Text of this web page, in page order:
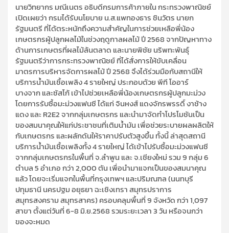
นายวิทยากร มณีเนตร อธิบดีกรมการค้าภายใน กระทรวงพาณิชย์
เปิดเผยว่า กรมได้รับนโยบาย น.ส.แพทองธาร ชินวัตร นายก
รัฐมนตรี ที่ได้ตระหนักถึงความสำคัญในการช่วยเหลือพี่น้อง
เกษตรกรผู้ปลูกผลไม้ในช่วงฤดูกาลผลไม้ ปี 2568 จากปัญหาทาง
ด้านการเกษตรที่ผลไม้ล้นตลาด และนายพิชัย นริพทะพันธุ์
รัฐมนตรีว่าการกระทรวงพาณิชย์ ที่ได้สั่งการให้ขับเคลื่อน
มาตรการบริหารจัดการผลไม้ ปี 2568 จึงได้ร่วมมือกับสถานีให้
บริการน้ำมันเชื้อเพลิง 4 รายใหญ่ ประกอบด้วย พีที โออาร์
บางจาก และซัสโก้ เข้าไปช่วยเหลือพี่น้องเกษตรกรผู้ปลูกมะม่วง
โดยการรับซื้อมะม่วงแฟนซี ได้แก่ จินหงส์ แดงจักรพรรดิงาช้าง
แดง และR2E2 จากกลุ่มเกษตรกร และนำมาจัดทำโปรโมชันเป็น
ของสมนาคุณให้แก่ประชาชนที่เติมน้ำมัน เพื่อช่วยระบายผลผลิตให้
กับเกษตรกร และผลักดันให้ราคาปรับตัวสูงขึ้น ทั้งนี้ ล่าสุดสถานี
บริการน้ำมันเชื้อเพลิงทั้ง 4 รายใหญ่ ได้เข้าไปรับซื้อมะม่วงแฟนซี
จากกลุ่มเกษตรกรในพื้นที่ จ.ลำพูน และ จ.เชียงใหม่ รวม 9 กลุ่ม 6
ตำบล 5 อำเภอ กว่า 2,000 ตัน เพื่อนำมาแจกเป็นของสมนาคุณ
แล้ว โดยจะเริ่มแจกในพื้นที่กรุงเทพฯ และปริมณฑล (นนทบุรี
ปทุมธานี นครปฐม อยุธยา ฉะเชิงเทรา สมุทรปราการ
สมุทรสงคราม สมุทรสาคร) ครอบคลุมพื้นที่ 9 จังหวัด กว่า 1,097
สาขา ตั้งแต่วันที่ 6-8 มิ.ย.2568 รวมระยะเวลา 3 วัน หรือจนกว่า
ของจะหมด